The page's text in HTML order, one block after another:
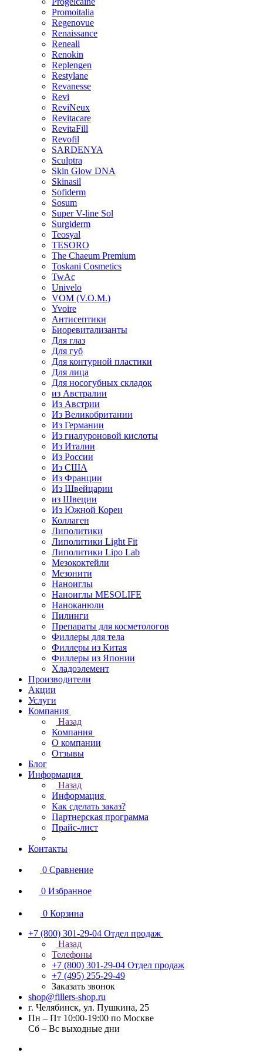
Promoitalia
Regenovue
Renaissance
Reneall
Renokin
Replengen
Restylane
Revanesse
Revi
ReviNeux
Revitacare
RevitaFill
Revofil
SARDENYA
Sculptra
Skin Glow DNA
Skinasil
Sofiderm
Sosum
Super V-line Sol
Surgiderm
Teosyal
TESORO
The Chaeum Premium
Toskani Cosmetics
TwAc
Univelo
VOM (V.O.M.)
Yvoire
Антисептики
Биоревитализанты
Для глаз
Для губ
Для контурной пластики
Для лица
Для носогубных складок
из Австралии
Из Австрии
Из Великобритании
Из Германии
Из гиалуроновой кислоты
Из Италии
Из России
Из США
Из Франции
Из Швейцарии
из Швеции
Из Южной Кореи
Коллаген
Липолитики
Липолитики Light Fit
Липолитики Lipo Lab
Мезококтейли
Мезонити
Наноиглы
Наноиглы MESOLIFE
Наноканюли
Пилинги
Препараты для косметологов
Филлеры для тела
Филлеры из Китая
Филлеры из Японии
Хладоэлемент
Производители
Акции
Услуги
Компания
Назад
Компания
О компании
Отзывы
Блог
Информация
Назад
Информация
Как сделать заказ?
Партнерская программа
Прайс-лист
Контакты
0 Сравнение
0 Избранное
0 Корзина
+7 (800) 301-29-04 Отдел продаж
Назад
Телефоны
+7 (800) 301-29-04 Отдел продаж
+7 (495) 255-29-49
Заказать звонок
shop@fillers-shop.ru
г. Челябинск, ул. Пушкина, 25
Пн – Пт 10:00-19:00 по Москве
Сб – Вс выходные дни